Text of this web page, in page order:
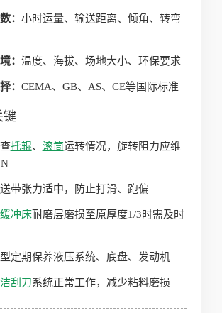
： 小时运量、输送距离、倾角、转弯
： 温度、海拔、场地大小、环保要求
： CEMA、GB、AS、CE等国际标准
键
托辊、 滚筒运转情况，旋转阻力应维
带张力适中，防止打滑、跑偏
缓冲床耐磨层磨损至原厚度1/3时需及时
定期保养液压系统、底盘、发动机
刮刀系统正常工作，减少粘料磨损